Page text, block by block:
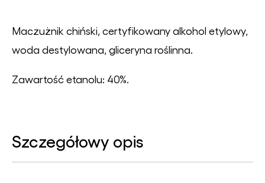
Maczużnik chiński, certyfikowany alkohol etylowy,
woda destylowana, gliceryna roślinna.
Zawartość etanolu: 40%.
Szczegółowy opis